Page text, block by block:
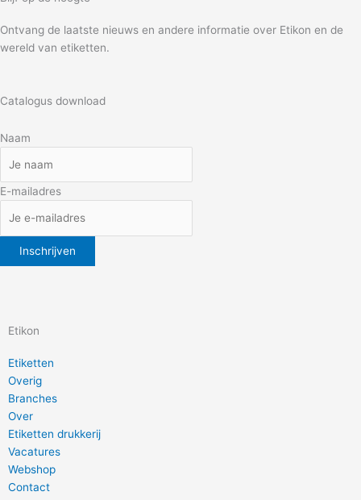
Ontvang de laatste nieuws en andere informatie over Etikon en de
wereld van etiketten.
Catalogus download
Naam
E-mailadres
Etikon
Etiketten
Overig
Branches
Over
Etiketten drukkerij
Vacatures
Webshop
Contact